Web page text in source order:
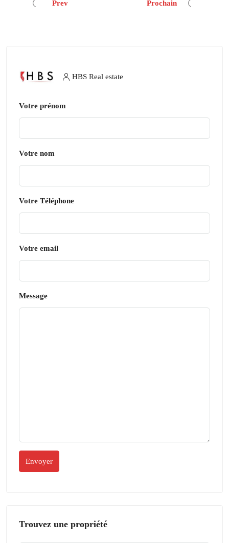
Prev Prochain
HBS Real estate
Votre prénom
Votre nom
Votre Téléphone
Votre email
Message
Trouvez une propriété